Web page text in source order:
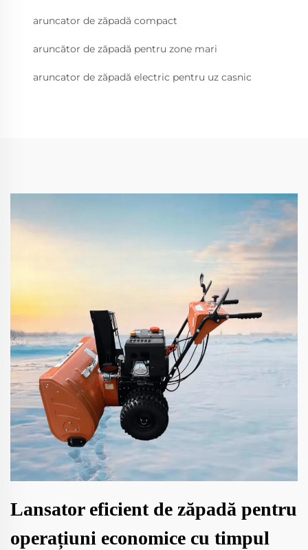
aruncator de zăpadă compact
aruncător de zăpadă pentru zone mari
aruncator de zăpadă electric pentru uz casnic
Lansator eficient de zăpadă pentru
operațiuni economice cu timpul